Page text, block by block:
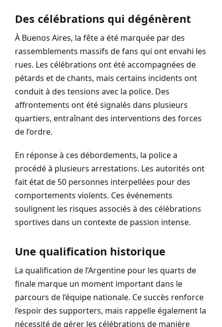
Des célébrations qui dégénèrent
À Buenos Aires, la fête a été marquée par des
rassemblements massifs de fans qui ont envahi les
rues. Les célébrations ont été accompagnées de
pétards et de chants, mais certains incidents ont
conduit à des tensions avec la police. Des
affrontements ont été signalés dans plusieurs
quartiers, entraînant des interventions des forces
de l’ordre.
En réponse à ces débordements, la police a
procédé à plusieurs arrestations. Les autorités ont
fait état de 50 personnes interpellées pour des
comportements violents. Ces événements
soulignent les risques associés à des célébrations
sportives dans un contexte de passion intense.
Une qualification historique
La qualification de l’Argentine pour les quarts de
finale marque un moment important dans le
parcours de l’équipe nationale. Ce succès renforce
l’espoir des supporters, mais rappelle également la
nécessité de gérer les célébrations de manière